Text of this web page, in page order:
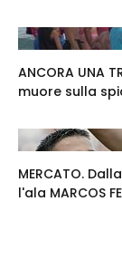
ANCORA UNA
muore sulla
MERCATO.
l'ala MARCOS